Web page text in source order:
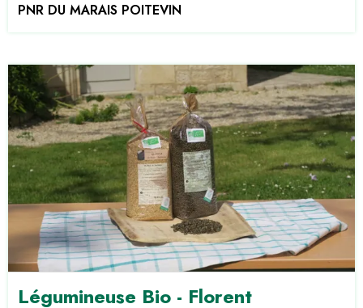
PNR DU MARAIS POITEVIN
Légumineuse Bio - Florent